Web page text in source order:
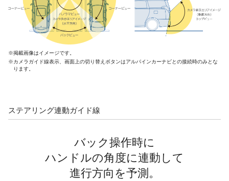
※掲載画像はイメージです。
※カメラガイド線表示、画面上の切り替えボタンはアルパインカーナビとの接続時のみとな
ります。
ステアリング連動ガイド線
バック操作時に
ハンドルの角度に連動して
進行方向を予測。